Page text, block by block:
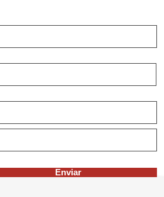
Enviar